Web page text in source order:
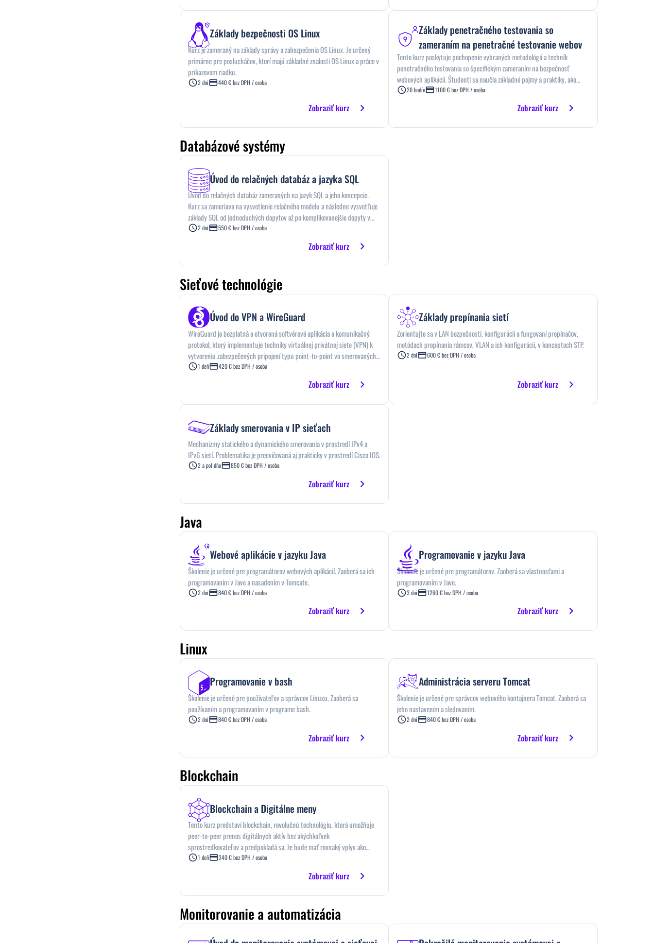
Základy bezpečnosti OS Linux
Kurz je zameraný na základy správy a zabezpečenia OS Linux. Je určený
primárne pre poslucháčov, ktorí majú základné znalosti OS Linux a práce v
príkazovom riadku.
2 dni 440 € bez DPH / osoba
Zobraziť kurz
Základy penetračného testovania so
zameraním na penetračné testovanie webov
Tento kurz poskytuje pochopenie vybraných metodológií a techník
penetračného testovania so špecifickým zameraním na bezpečnosť
webových aplikácií. Študenti sa naučia základné pojmy a praktiky, ako
identifikovať, zneužiť a zdokumentovať zraniteľné miesta vo webových
aplikáciách a systémoch prostredníctvom praktických cvičení a
20 hodín 1100 € bez DPH / osoba
Zobraziť kurz
Databázové systémy
Úvod do relačných databáz a jazyka SQL
Úvod do relačných databáz zameraných na jazyk SQL a jeho koncepcie.
Kurz sa zameriava na vysvetlenie relačného modelu a následne vysvetľuje
základy SQL od jednoduchých dopytov až po komplikovanejšie dopyty v
podobe agregovaných výpočtov nad viacerými tabuľkami. V rámci kurzu
2 dni 550 € bez DPH / osoba
Zobraziť kurz
Sieťové technológie
Úvod do VPN a WireGuard
WireGuard je bezplatná a otvorená softvérová aplikácia a komunikačný
protokol, ktorý implementuje techniky virtuálnej privátnej siete (VPN) k
vytvoreniu zabezpečených pripojení typu point-to-point vo smerovaných
nebo premostených konfiguráciách. Je spustená ako modul vnútri
linuxového jadra (alebo jadra BSD) a usiluje sa o lepší výkon a väčšiu
úsporu dát než tunelové protokoly IPsec a OpenVPN. Je publikovaná pod
1 deň 420 € bez DPH / osoba
Zobraziť kurz
Základy prepínania sietí
Zorientujte sa v LAN bezpečnosti, konfigurácii a fungovaní prepínačov,
metódach prepínania rámcov, VLAN a ich konfigurácii, v konceptoch STP.
2 dni 600 € bez DPH / osoba
Zobraziť kurz
Základy smerovania v IP sieťach
Mechanizmy statického a dynamického smerovania v prostredí IPv4 a
IPv6 sietí. Problematika je precvičovaná aj prakticky v prostredí Cisco IOS.
2 a pol dňa 850 € bez DPH / osoba
Zobraziť kurz
Java
Webové aplikácie v jazyku Java
Školenie je určené pre programátorov webových aplikácií. Zaoberá sa ich
programovaním v Jave a nasadením v Tomcate.
2 dni 840 € bez DPH / osoba
Zobraziť kurz
Programovanie v jazyku Java
Školenie je určené pre programátorov. Zaoberá sa vlastnosťami a
programovaním v Jave.
3 dni 1260 € bez DPH / osoba
Zobraziť kurz
Linux
Programovanie v bash
Školenie je určené pre používateľov a správcov Linuxu. Zaoberá sa
používaním a programovaním v programe bash.
2 dni 840 € bez DPH / osoba
Zobraziť kurz
Administrácia serveru Tomcat
Školenie je určené pre správcov webového kontajnera Tomcat. Zaoberá sa
jeho nastavením a sledovaním.
2 dni 840 € bez DPH / osoba
Zobraziť kurz
Blockchain
Blockchain a Digitálne meny
Tento kurz predstaví blockchain, revolučnú technológiu, ktorá umožňuje
peer-to-peer prenos digitálnych aktív bez akýchkoľvek
sprostredkovateľov a predpokladá sa, že bude mať rovnaký vplyv ako
internet mal pred pár rokmi. Postupne prechádza všetky technologické
1 deň 340 € bez DPH / osoba
Zobraziť kurz
Monitorovanie a automatizácia